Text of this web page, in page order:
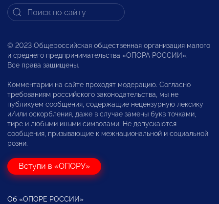
© 2023 Общероссийская общественная организация малого
и среднего предпринимательства «ОПОРА РОССИИ».
Все права защищены.
Комментарии на сайте проходят модерацию. Согласно
требованиям российского законодательства, мы не
публикуем сообщения, содержащие нецензурную лексику
и/или оскорбления, даже в случае замены букв точками,
тире и любыми иными символами. Не допускаются
сообщения, призывающие к межнациональной и социальной
розни.
Вступи в «ОПОРУ»
Об «ОПОРЕ РОССИИ»